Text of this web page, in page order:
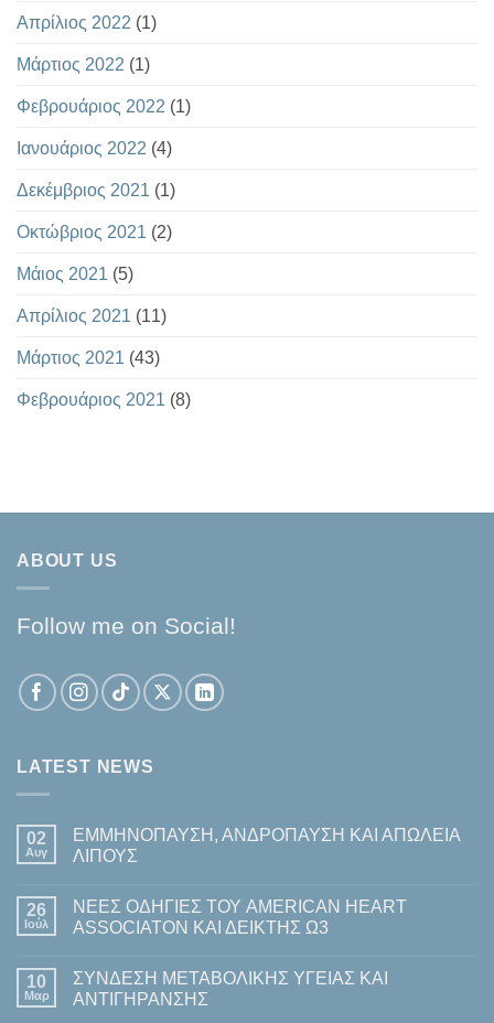
Απρίλιος 2022 (1)
Μάρτιος 2022 (1)
Φεβρουάριος 2022 (1)
Ιανουάριος 2022 (4)
Δεκέμβριος 2021 (1)
Οκτώβριος 2021 (2)
Μάιος 2021 (5)
Απρίλιος 2021 (11)
Μάρτιος 2021 (43)
Φεβρουάριος 2021 (8)
ABOUT US
Follow me on Social!
LATEST NEWS
02
Αυγ
ΕΜΜΗΝΟΠΑΥΣΗ, ΑΝΔΡΟΠΑΥΣΗ ΚΑΙ ΑΠΩΛΕΙΑ
ΛΙΠΟΥΣ
σχόλια
στο
ΕΜΜΗΝΟΠΑΥΣΗ,
ΑΠΩΛΕΙΑ
ΛΙΠΟΥΣ
26
Ιούλ
ΝΕΕΣ ΟΔΗΓΙΕΣ ΤΟΥ AMERICAN HEART
ASSOCIATON ΚΑΙ ΔΕΙΚΤΗΣ Ω3
σχόλια
στο
ΝΕΕΣ
10
Μαρ
ΣΥΝΔΕΣΗ ΜΕΤΑΒΟΛΙΚΗΣ ΥΓΕΙΑΣ ΚΑΙ
ΑΝΤΙΓΗΡΑΝΣΗΣ